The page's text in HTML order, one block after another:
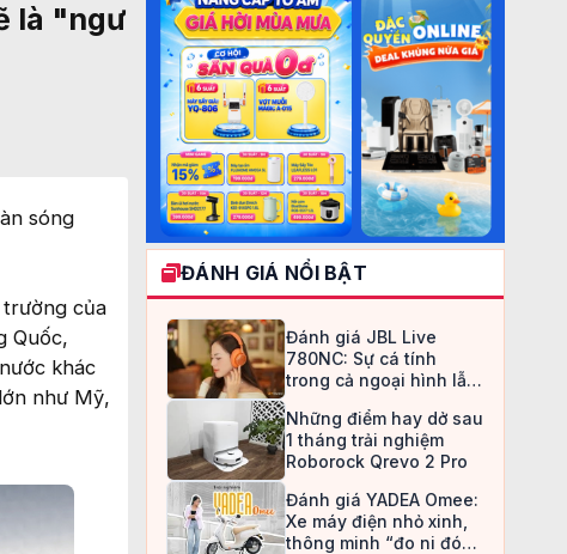
là "ngư
sóng
trường của
Quốc,
khác
như Mỹ,
ĐÁNH GIÁ NỔI BẬT
Đánh giá JBL Live
780NC: Sự cá tính
trong cả ngoại hình lẫn
Những điểm hay dở sau
1 tháng trải nghiệm
Roborock Qrevo 2 Pro
Đánh giá YADEA Omee:
Xe máy điện nhỏ xinh,
thông minh “đo ni đóng